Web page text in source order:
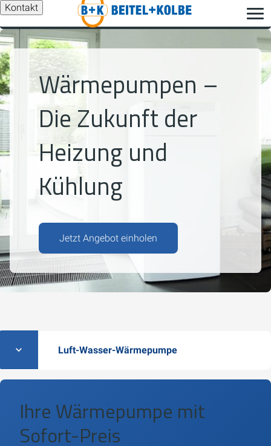
Kontakt
Wärmepumpen –
Die Zukunft der
Heizung und
Kühlung
Jetzt Angebot einholen
Luft-Wasser-Wärmepumpe
Ihre Wärmepumpe mit
Sofort-Preis